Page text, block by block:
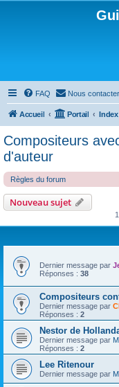
FAQ Nous contacter
Accueil Portail
Compositeurs
d'auteur
Règles du forum
Nouveau sujet
Dernier message par
Réponses : 38
Compositeurs
Dernier message par
Réponses : 2
Nestor de
Dernier message par
Réponses : 2
Lee Ritenour
Dernier message par